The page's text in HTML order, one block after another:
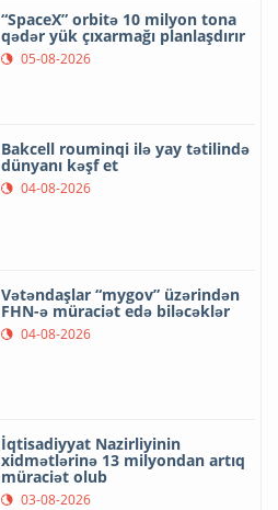
“SpaceX” orbitə 10 milyon tona
qədər yük çıxarmağı planlaşdırır
05-08-2026
Bakcell rouminqi ilə yay tətilində
dünyanı kəşf et
04-08-2026
Vətəndaşlar “mygov” üzərindən
FHN-ə müraciət edə biləcəklər
04-08-2026
İqtisadiyyat Nazirliyinin
xidmətlərinə 13 milyondan artıq
müraciət olub
03-08-2026